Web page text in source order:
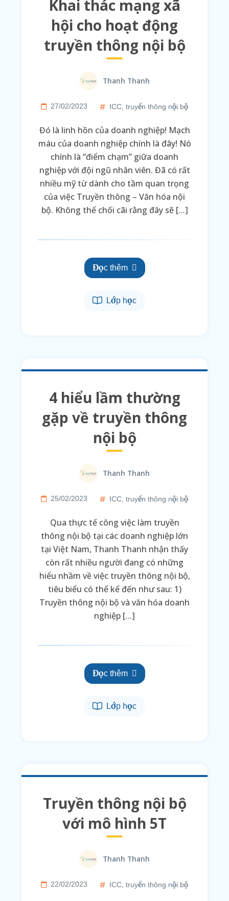
Khai thác mạng xã
hội cho hoạt động
truyền thông nội bộ
Thanh Thanh
27/02/2023 ICC truyền thông nội bộ
Đó là linh hồn của doanh nghiệp! Mạch
máu của doanh nghiệp chính là đây! Nó
chính là “điểm chạm” giữa doanh
nghiệp với đội ngũ nhân viên. Đã có rất
nhiều mỹ từ dành cho tầm quan trọng
của việc Truyền thông – Văn hóa nội
bộ. Không thể chối cãi rằng đây sẽ […]
Đọc thêm
Lớp học
4 hiểu lầm thường
gặp về truyền thông
nội bộ
Thanh Thanh
25/02/2023 ICC truyền thông nội bộ
Qua thực tế công việc làm truyền
thông nội bộ tại các doanh nghiệp lớn
tại Việt Nam, Thanh Thanh nhận thấy
còn rất nhiều người đang có những
hiểu nhầm về việc truyền thông nội bộ,
tiêu biểu có thể kể đến như sau: 1)
Truyền thông nội bộ và văn hóa doanh
nghiệp […]
Đọc thêm
Lớp học
Truyền thông nội bộ
với mô hình 5T
Thanh Thanh
22/02/2023 ICC truyền thông nội bộ